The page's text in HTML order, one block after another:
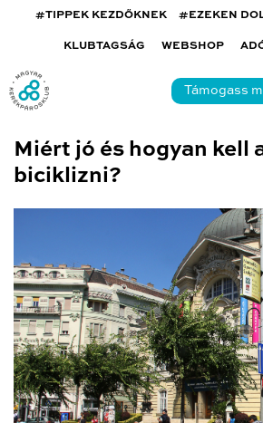
#TIPPEK KEZDŐKNEK #EZEKEN
KLUBTAGSÁG WEBSHOP
Támogass
Miért jó és hogyan kell
biciklizni?